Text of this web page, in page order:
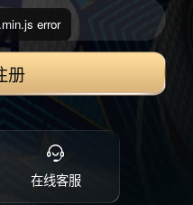
册
在线客服
error